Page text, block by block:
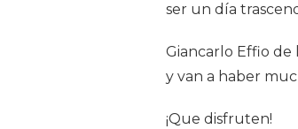
ser un día
Giancarlo Effio de
y van a haber
¡Que disfruten!